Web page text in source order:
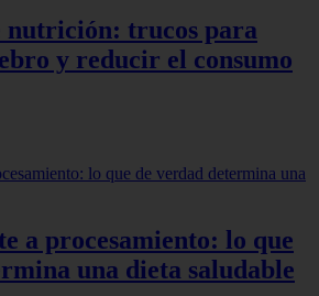
nutrición: trucos para
y reducir el consumo
a procesamiento: lo que
una dieta saludable